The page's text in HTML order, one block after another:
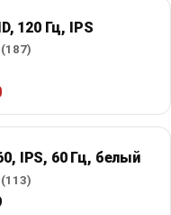
120 Гц, IPS
(187)
IPS, 60 Гц, белый
(113)